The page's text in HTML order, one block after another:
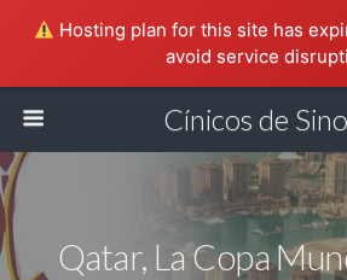
Hosting plan for this site has
avoid service
Cínicos de
Qatar, La Copa